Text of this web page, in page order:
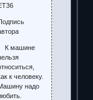
К машине
к человеку.
надо